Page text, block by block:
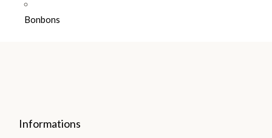
Bonbons
Informations